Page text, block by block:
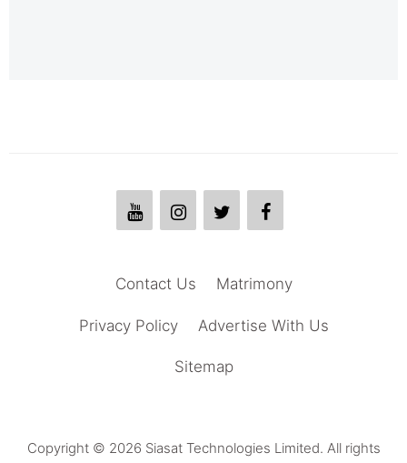
Matrimony
Contact Us
Advertise With Us
Privacy Policy
Sitemap
Copyright © 2026 Siasat Technologies Limited. All rights